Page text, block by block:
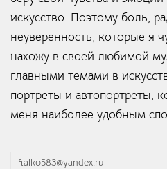
искусство. Поэтому боль,
неуверенность, которые я
нахожу в своей любимой
главными темами в
портреты и автопортреты,
меня наиболее удобным
fialko583@yandex.ru